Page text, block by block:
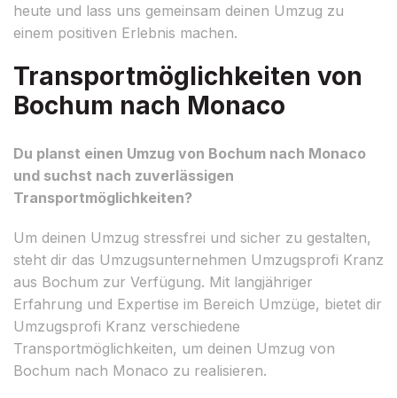
heute und lass uns gemeinsam deinen Umzug zu
einem positiven Erlebnis machen.
Transportmöglichkeiten von
Bochum nach Monaco
Du planst einen Umzug von Bochum nach Monaco
und suchst nach zuverlässigen
Transportmöglichkeiten?
Um deinen Umzug stressfrei und sicher zu gestalten,
steht dir das Umzugsunternehmen Umzugsprofi Kranz
aus Bochum zur Verfügung. Mit langjähriger
Erfahrung und Expertise im Bereich Umzüge, bietet dir
Umzugsprofi Kranz verschiedene
Transportmöglichkeiten, um deinen Umzug von
Bochum nach Monaco zu realisieren.